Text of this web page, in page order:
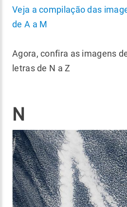
Veja a compilação das
de A a M
Agora, confira as imagens
letras de N a Z
N